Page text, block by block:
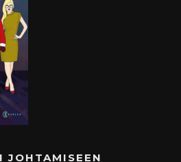
JOHTAMISEEN